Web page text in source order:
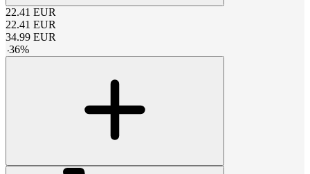
22.41 EUR
22.41 EUR
34.99 EUR
-36%